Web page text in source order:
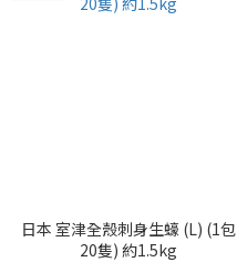
日本 室津全殼刺身生蠔 (L) (1包
20隻) 約1.5kg